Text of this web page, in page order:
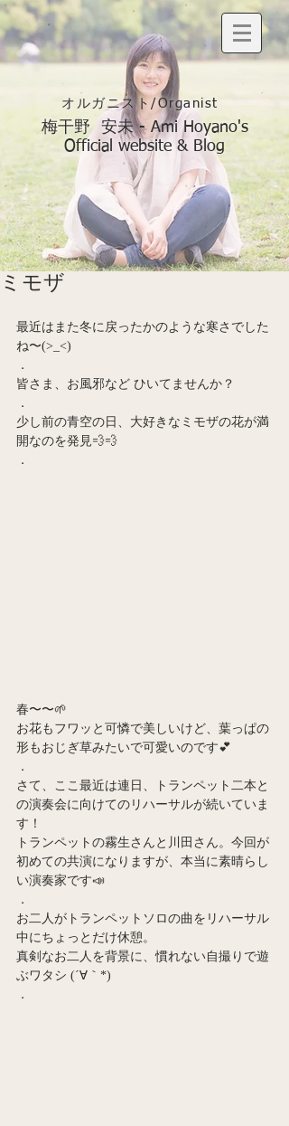
オルガニスト/Organist
梅干野 安未 - Ami Hoyano's
Official website & Blog
ミモザ
最近はまた冬に戻ったかのような寒さでした
ね〜(>_<)
．
皆さま、お風邪など ひいてませんか？
．
少し前の青空の日、大好きなミモザの花が満
開なのを発見💨💨
．
春〜〜🌱
お花もフワッと可憐で美しいけど、葉っぱの
形もおじぎ草みたいで可愛いのです💕
．
さて、ここ最近は連日、トランペット二本と
の演奏会に向けてのリハーサルが続いていま
す！
トランペットの霧生さんと川田さん。今回が
初めての共演になりますが、本当に素晴らし
い演奏家です📣
．
お二人がトランペットソロの曲をリハーサル
中にちょっとだけ休憩。
真剣なお二人を背景に、慣れない自撮りで遊
ぶワタシ (´∀｀*)
．